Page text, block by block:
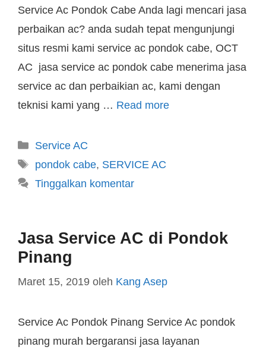
Service Ac Pondok Cabe Anda lagi mencari jasa
perbaikan ac? anda sudah tepat mengunjungi
situs resmi kami service ac pondok cabe, OCT
AC jasa service ac pondok cabe menerima jasa
service ac dan perbaikian ac, kami dengan
teknisi kami yang … Read more
Service AC
pondok cabe, SERVICE AC
Tinggalkan komentar
Jasa Service AC di Pondok
Pinang
Maret 15, 2019 oleh Kang Asep
Service Ac Pondok Pinang Service Ac pondok
pinang murah bergaransi jasa layanan